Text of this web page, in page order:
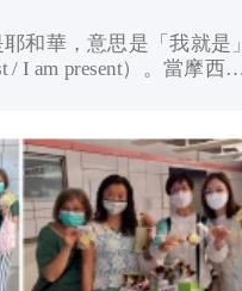
和華，意思是「我就是
/ I am present）。當摩西